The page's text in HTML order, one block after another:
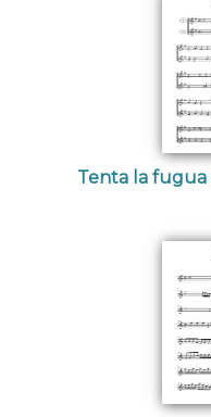
Tenta la fugua